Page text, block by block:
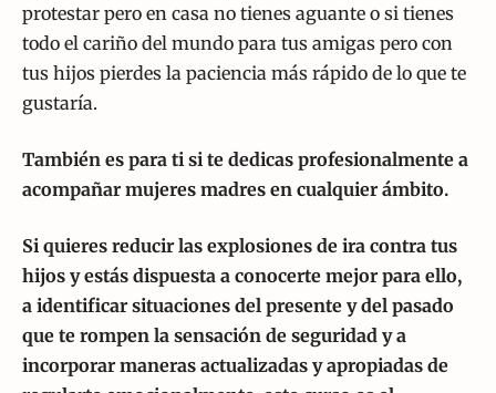
protestar pero en casa no tienes aguante o si tienes
todo el cariño del mundo para tus amigas pero con
tus hijos pierdes la paciencia más rápido de lo que te
gustaría.
También es para ti si te dedicas profesionalmente a
acompañar mujeres madres en cualquier ámbito.
Si quieres reducir las explosiones de ira contra tus
hijos y estás dispuesta a conocerte mejor para ello,
a identificar situaciones del presente y del pasado
que te rompen la sensación de seguridad y a
incorporar maneras actualizadas y apropiadas de